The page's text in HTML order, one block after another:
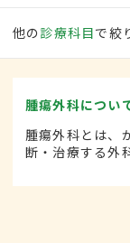
他の 診療科目で絞
腫瘍外科につい
腫瘍外科とは、
断・治療する外